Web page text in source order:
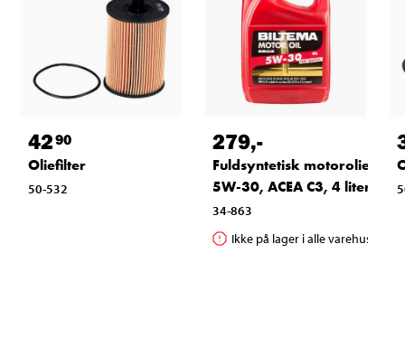
4290
Oliefilter
50-532
279,-
Fuldsyntetisk motorolie
5W-30, ACEA C3, 4 liter
34-863
Ikke på lager i alle varehuse